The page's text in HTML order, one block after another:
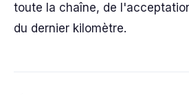
toute la chaîne, de
du dernier kilomètre.